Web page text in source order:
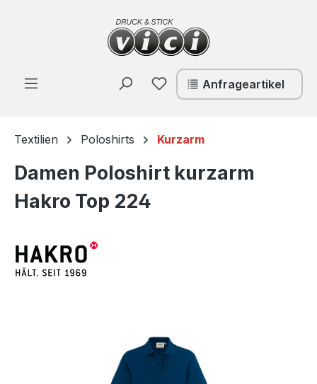
Zum Hauptinhalt springen
Du hast 0 Produkte auf
Anfrageartikel
Textilien Poloshirts Kurzarm
Damen Poloshirt kurzarm
Hakro Top 224